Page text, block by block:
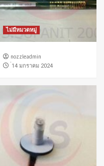
ไม่มีหมวดหมู่
nozzleadmin
่14 มกราคม 2024